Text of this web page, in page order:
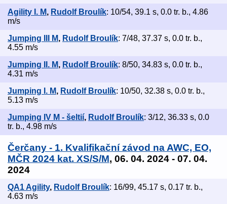
Agility I. M, Rudolf Broulík: 10/54, 39.1 s, 0.0 tr. b., 4.86
m/s
Jumping III M, Rudolf Broulík: 7/48, 37.37 s, 0.0 tr. b.,
4.55 m/s
Jumping II. M, Rudolf Broulík: 8/50, 34.83 s, 0.0 tr. b.,
4.31 m/s
Jumping I. M, Rudolf Broulík: 10/50, 32.38 s, 0.0 tr. b.,
5.13 m/s
Jumping IV M - šeltií, Rudolf Broulík: 3/12, 36.33 s, 0.0
tr. b., 4.98 m/s
Čerčany - 1. Kvalifikační závod na AWC, EO,
MČR 2024 kat. XS/S/M, 06. 04. 2024 - 07. 04.
2024
QA1 Agility, Rudolf Broulík: 16/99, 45.17 s, 0.17 tr. b.,
4.63 m/s